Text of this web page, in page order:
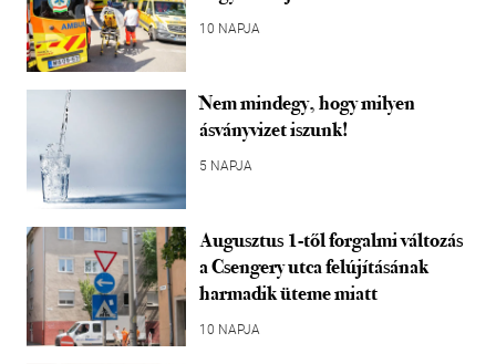
10 NAPJA
Nem mindegy, hogy milyen
ásványvizet iszunk!
5 NAPJA
Augusztus 1-től forgalmi változás
a Csengery utca felújításának
harmadik üteme miatt
10 NAPJA